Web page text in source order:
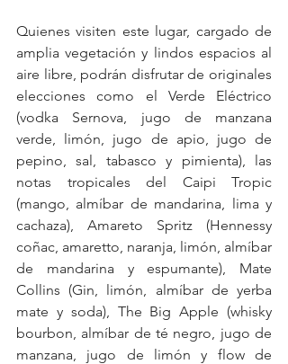
Quienes visiten este lugar, cargado de
amplia vegetación y lindos espacios al
aire libre, podrán disfrutar de originales
elecciones como el Verde Eléctrico
(vodka Sernova, jugo de manzana
verde, limón, jugo de apio, jugo de
pepino, sal, tabasco y pimienta), las
notas tropicales del Caipi Tropic
(mango, almíbar de mandarina, lima y
cachaza), Amareto Spritz (Hennessy
coñac, amaretto, naranja, limón, almíbar
de mandarina y espumante), Mate
Collins (Gin, limón, almíbar de yerba
mate y soda), The Big Apple (whisky
bourbon, almíbar de té negro, jugo de
manzana, jugo de limón y flow de